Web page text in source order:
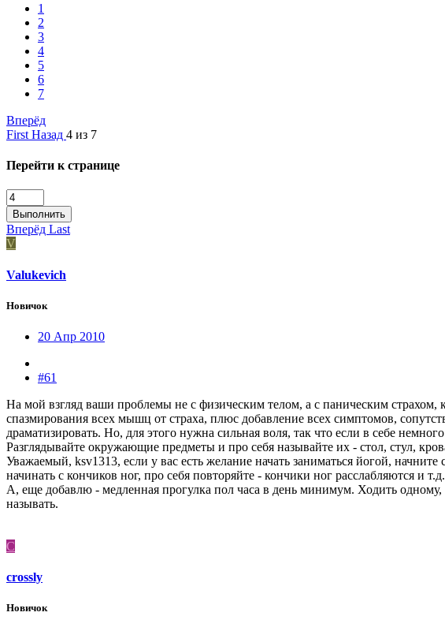
1
2
3
4
5
6
7
Вперёд
First Назад 4 из 7
Перейти к странице
Выполнить
Вперёд Last
V
Valukevich
Новичок
20 Апр 2010
#61
На мой взгляд ваши проблемы не с физическим телом, а с паническим
спазмирования всех мышц от страха, плюс добавление всех симптомов,
драматизировать. Но, для этого нужна сильная воля, так что если в себе
Разглядывайте окружающие предметы и про себя называйте их - стол, стул,
Уважаемый, ksv1313, если у вас есть желание начать заниматься йогой,
начинать с кончиков ног, про себя повторяйте - кончики ног расслабляются и
А, еще добавлю - медленная прогулка пол часа в день минимум. Ходить
называть.
C
crossly
Новичок